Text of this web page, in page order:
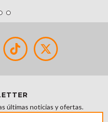
últimas noticias y ofertas.